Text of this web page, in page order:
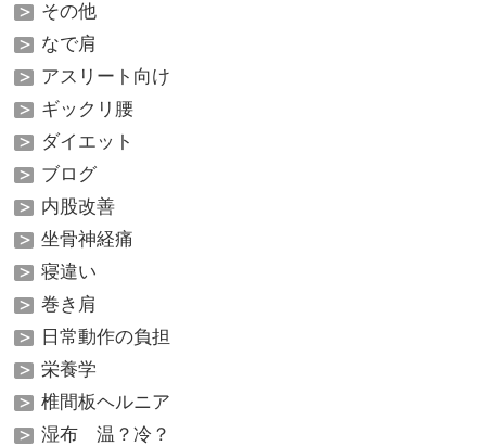
その他
なで肩
アスリート向け
ギックリ腰
ダイエット
ブログ
内股改善
坐骨神経痛
寝違い
巻き肩
日常動作の負担
栄養学
椎間板ヘルニア
湿布 温？冷？